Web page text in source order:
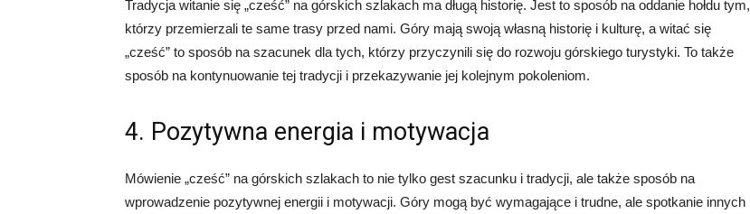
Tradycja witanie się „cześć” na górskich szlakach ma długą historię. Jest to sposób na oddanie hołdu tym,
którzy przemierzali te same trasy przed nami. Góry mają swoją własną historię i kulturę, a witać się
„cześć” to sposób na szacunek dla tych, którzy przyczynili się do rozwoju górskiego turystyki. To także
sposób na kontynuowanie tej tradycji i przekazywanie jej kolejnym pokoleniom.
4. Pozytywna energia i motywacja
Mówienie „cześć” na górskich szlakach to nie tylko gest szacunku i tradycji, ale także sposób na
wprowadzenie pozytywnej energii i motywacji. Góry mogą być wymagające i trudne, ale spotkanie innych